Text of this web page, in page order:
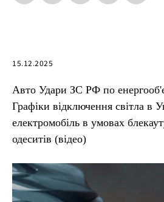
15.12.2025
Авто Удари ЗС РФ по
Графіки відключення світла в
електромобіль в умовах
одеситів (відео)